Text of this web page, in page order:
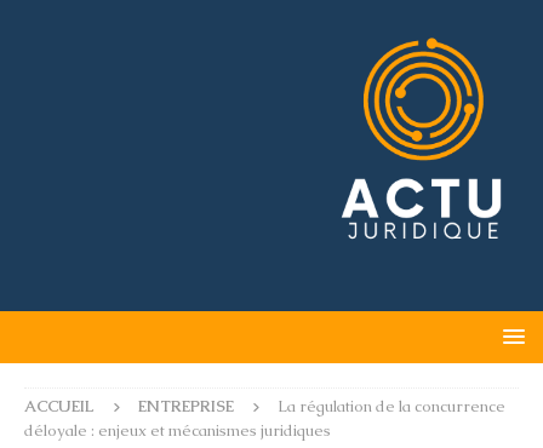
ACCUEIL ENTREPRISE
La régulation de la concurrence
déloyale : enjeux et mécanismes juridiques